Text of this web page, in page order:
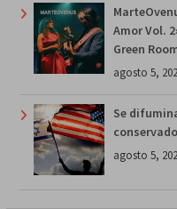
Amor Vol.
Green
agosto 5,
Se
agosto 5,